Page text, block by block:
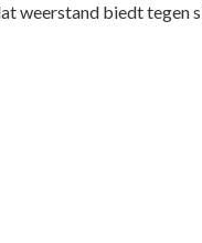
weerstand biedt